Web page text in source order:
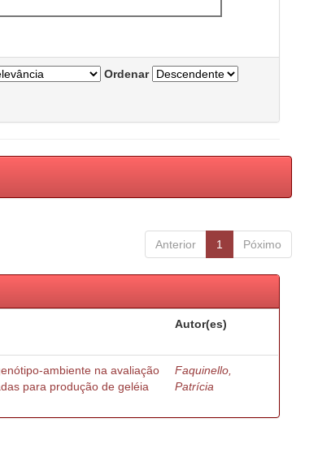
Ordenar
Anterior 1 Póximo
Autor(es)
ambiente na avaliação
para produção de geléia
Faquinello,
Patrícia